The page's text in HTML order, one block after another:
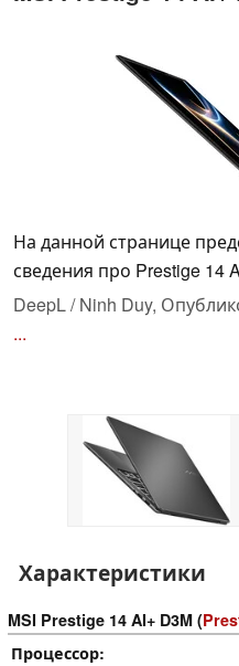
На данной странице
сведения про Prestige 14
DeepL / Ninh Duy,
...
Характеристики
MSI Prestige 14 AI+ D3M (
Процессор